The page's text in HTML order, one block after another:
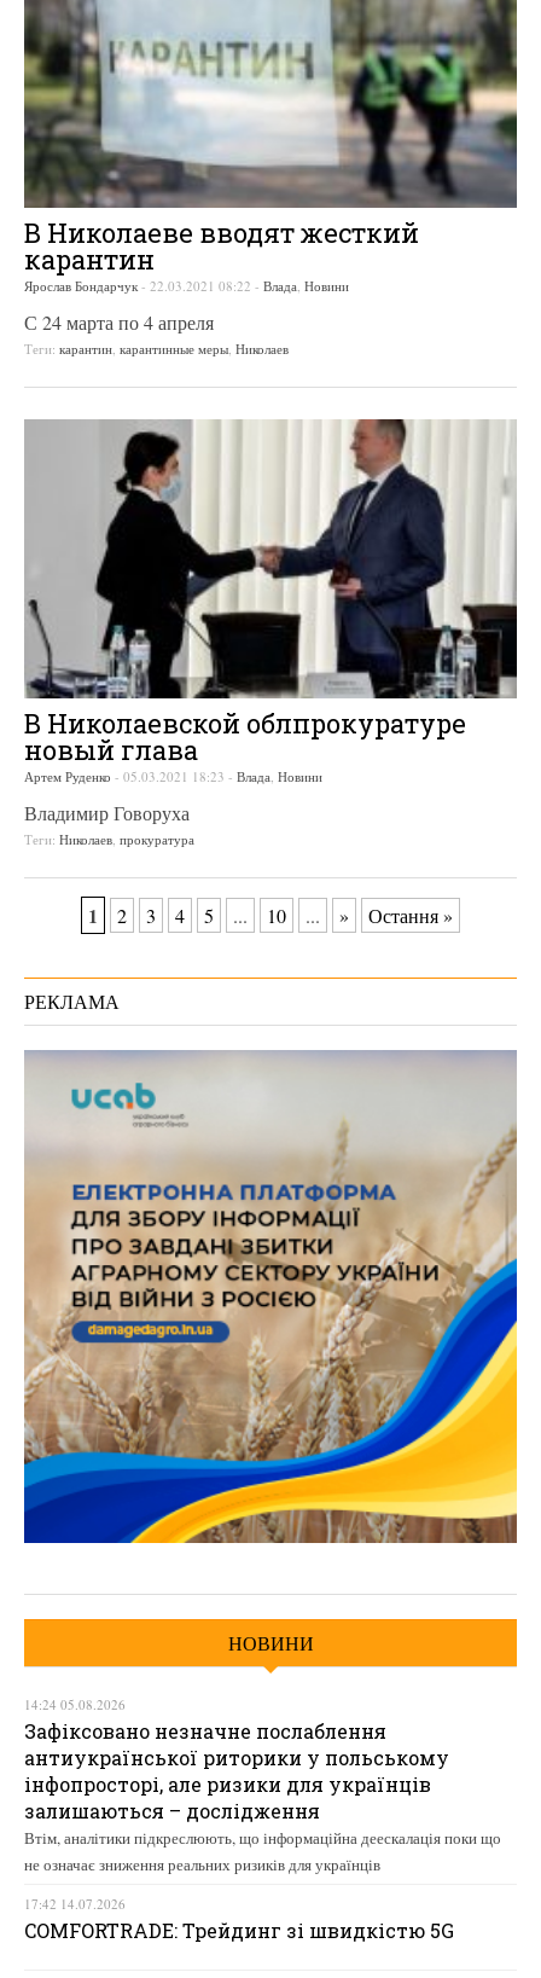
В Николаеве вводят жесткий
карантин
Ярослав Бондарчук - 22.03.2021 08:22 - Влада, Новини
С 24 марта по 4 апреля
Теги: карантин, карантинные меры, Николаев
В Николаевской облпрокуратуре
новый глава
Артем Руденко - 05.03.2021 18:23 - Влада Новини
Владимир Говоруха
Теги: Николаев прокуратура
1 2 3 4 5 ... 10 ... » Остання »
РЕКЛАМА
НОВИНИ
14:24 05.08.2026
Зафіксовано незначне послаблення
антиукраїнської риторики у польському
інфопросторі, але ризики для українців
залишаються – дослідження
Втім, аналітики підкреслюють, що інформаційна деескалація поки що
не означає зниження реальних ризиків для українців
17:42 14.07.2026
COMFORTRADE: Трейдинг зі швидкістю 5G